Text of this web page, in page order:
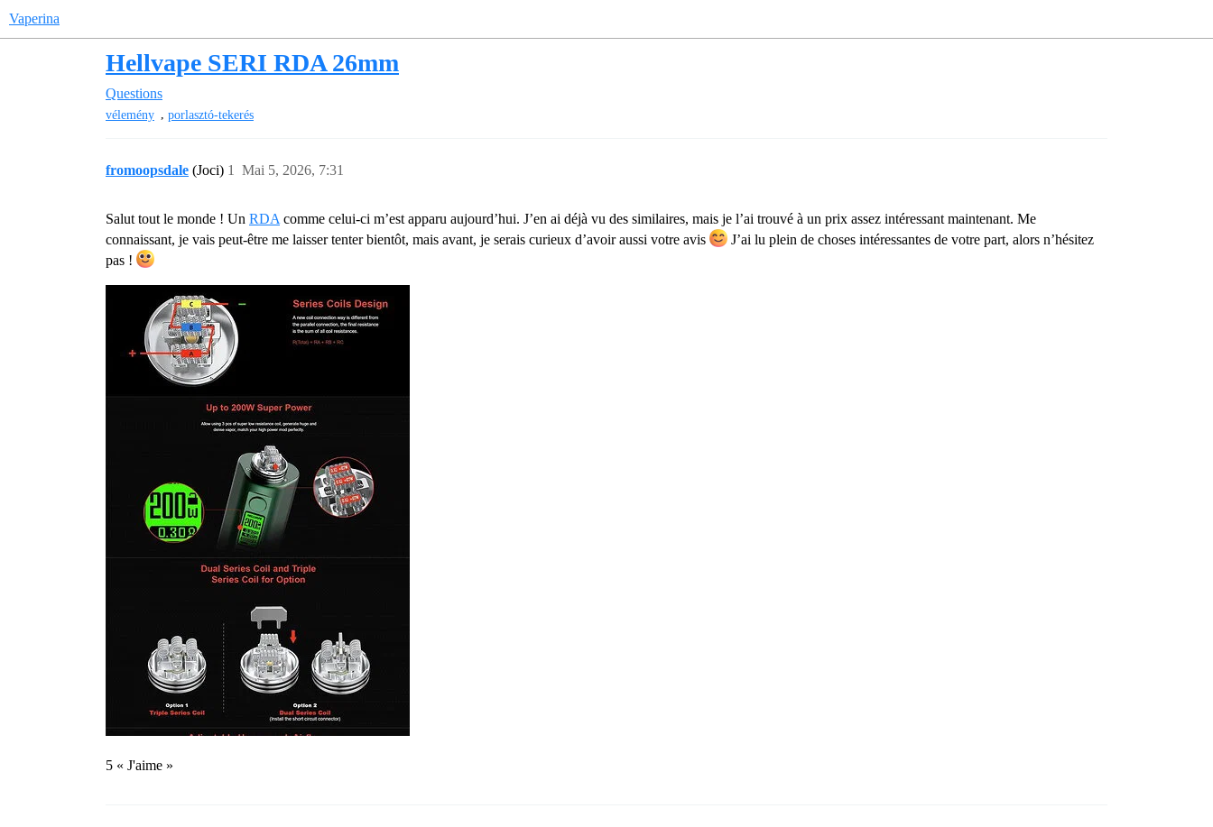
Vaperina
Hellvape SERI RDA 26mm
Questions
vélemény , porlasztó-tekerés
fromoopsdale (Joci) Mai 5, 2026, 7:31
1
Salut tout le monde ! Un RDA comme celui-ci m’est apparu aujourd’hui. J’en ai déjà vu des similaires, mais je l’ai trouvé à un prix assez intéressant maintenant. Me
connaissant, je vais peut-être me laisser tenter bientôt, mais avant, je serais curieux d’avoir aussi votre avis
J’ai lu plein de choses intéressantes de votre part, alors n’hésitez
pas !
5 « J'aime »